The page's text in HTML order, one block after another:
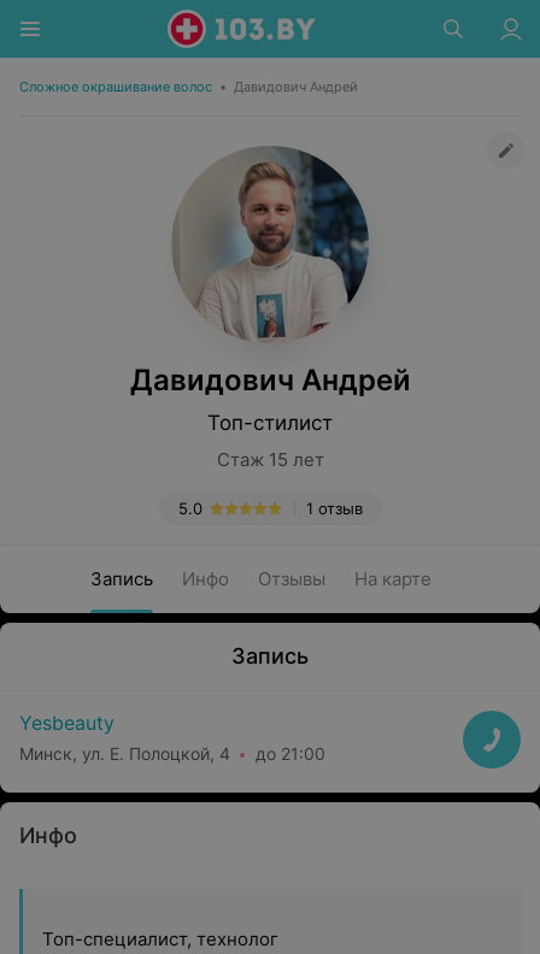
Сложное окрашивание волос • Давидович Андрей
Давидович Андрей
Топ-стилист
Стаж 15 лет
1 отзыв
5.0
Запись Инфо Отзывы На карте
Запись
Yesbeauty
Минск, ул. Е. Полоцкой, 4 до 21:00
Инфо
Топ-специалист, технолог